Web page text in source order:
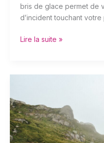
bris de glace permet de
d’incident touchant votre
Lire la suite »
signer
l’attestation
d’assurance
auto